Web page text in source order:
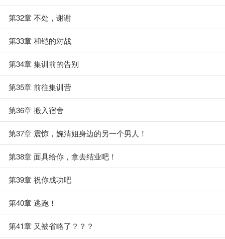
第32章 不处，谢谢
第33章 和铠的对战
第34章 集训前的告别
第35章 前往集训营
第36章 搬入宿舍
第37章 震惊，婉清姐身边的另一个男人！
第38章 面具给你，拿去结业吧！
第39章 祝你成功吧
第40章 逃跑！
第41章 又被省略了？？？